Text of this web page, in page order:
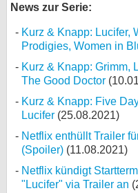
News zur Serie:
Kurz & Knapp: Lucifer,
Prodigies, Women in
Kurz & Knapp: Grimm,
The Good Doctor
Kurz & Knapp: Five
Lucifer (25.08.2021)
Netflix enthüllt Trailer
(Spoiler) (11.08.2021)
Netflix kündigt
"Lucifer" via Trailer an